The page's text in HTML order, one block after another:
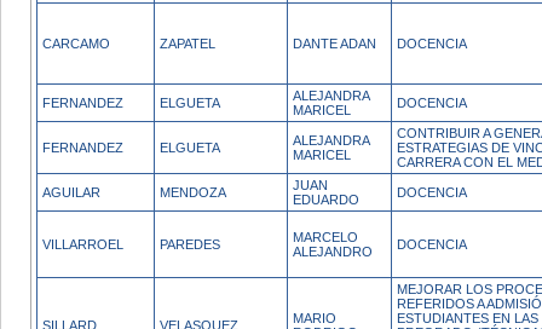
CARCAMO ZAPATEL DANTE ADAN DOCENCIA
FERNANDEZ ELGUETA
ALEJANDRA
MARICEL
DOCENCIA
FERNANDEZ ELGUETA
ALEJANDRA
MARICEL
CONTRIBUIR A
ESTRATEGIAS DE
CARRERA CON EL
AGUILAR MENDOZA
JUAN
EDUARDO
DOCENCIA
VILLARROEL PAREDES
MARCELO
ALEJANDRO
DOCENCIA
SILLARD VELASQUEZ
MARIO
MEJORAR LOS
REFERIDOS A
ESTUDIANTES EN